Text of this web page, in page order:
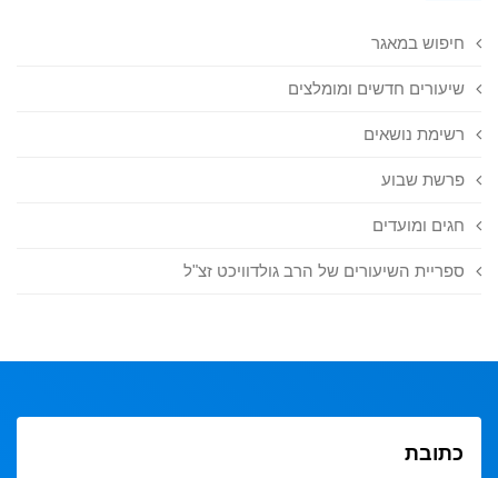
חיפוש במאגר
שיעורים חדשים ומומלצים
רשימת נושאים
פרשת שבוע
חגים ומועדים
ספריית השיעורים של הרב גולדוויכט זצ"ל
כתובת